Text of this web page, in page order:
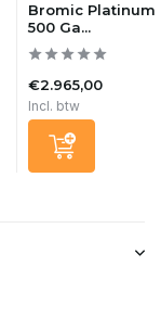
Bromic Platinum
500 Ga...
€2.965,00
Incl. btw